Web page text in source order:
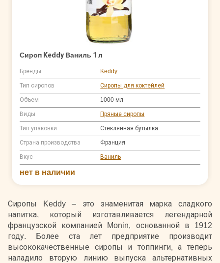
Сиропы Keddy – это знаменитая марка сладкого
напитка, который изготавливается легендарной
французской компанией Monin, основанной в 1912
году. Более ста лет предприятие производит
высококачественные сиропы и топпинги, а теперь
наладило вторую линию выпуска альтернативных
Сироп Keddy Ваниль 1 л
Бренды Keddy
Тип сиропов Сиропы для коктейлей
Объем 1000 мл
Виды Пряные сиропы
Тип упаковки Стеклянная бутылка
Страна производства Франция
Вкус Ваниль
нет в наличии